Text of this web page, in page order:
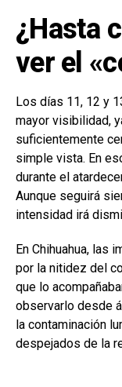
¿Hasta
ver el
Los días 11, 12 y
mayor visibilidad,
suficientemente
simple vista. En
durante el
Aunque seguirá
intensidad irá
En Chihuahua, las
por la nitidez del
que lo
observarlo desde
la contaminación
despejados de la